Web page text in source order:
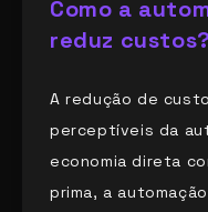
Como a
reduz custos?
A redução de
perceptíveis da
economia direta
prima, a